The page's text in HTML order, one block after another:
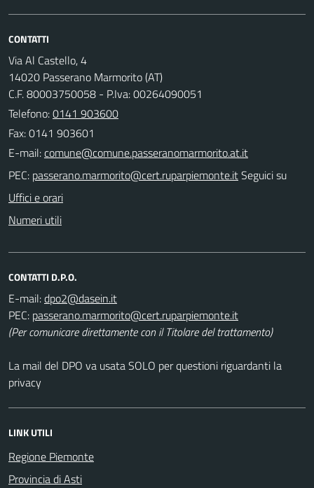
CONTATTI
Via Al Castello, 4
14020 Passerano Marmorito (AT)
C.F. 80003750058 - P.Iva: 00264090051
Telefono:0141 903600
Fax: 0141 903601
E-mail:
PEC:
Seguici su
Uffici e orari
Numeri utili
CONTATTI D.P.O.
E-mail:
PEC:
(Per comunicare direttamente con il Titolare del trattamento)
La mail del DPO va usata SOLO per questioni riguardanti la
privacy
LINK UTILI
Regione Piemonte
Provincia di Asti